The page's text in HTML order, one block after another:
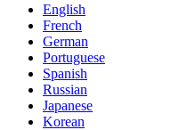
English
French
German
Portuguese
Spanish
Russian
Japanese
Korean